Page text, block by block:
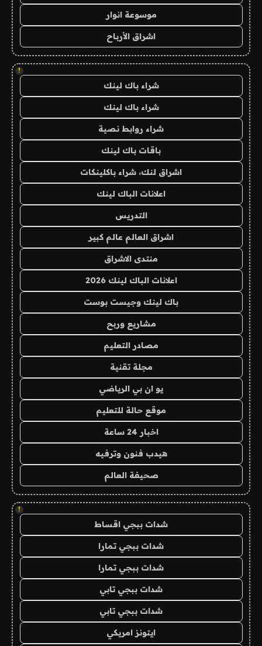
موسوعة انوار
اشراق الأرباح
!
شراء باك لينك
شراء باك لينك
شراء روابط نصية
باقات باك لينك
اشراق لنك، شراء باكلينكات
اعلانات الباك لينك
التدريس
اشراق العالم عالم كبير
منتدى الاشراق
اعلانات الباك لينك 2026
باك لينك وجيست بوست
مشاريع وربح
مصادر التعليم
مجلة تقنية
يو ان بي الرياضي
موقع حالة للتعليم
اخبار 24 ساعة
هيدب فنون وترفيه
صحيفة العالم
!
شدات ببجي اقساط
شدات ببجي تمارا
شدات ببجي تمارا
شدات ببجي تابي
شدات ببجي تابي
ايتونز امريكي